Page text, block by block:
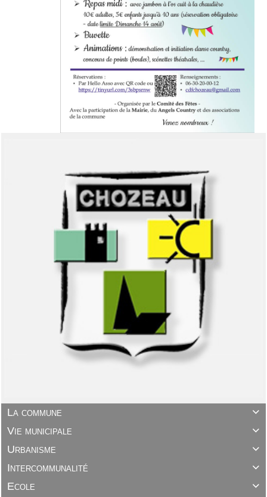

La commune

Vie municipale

Urbanisme

Intercommunalité

Ecole